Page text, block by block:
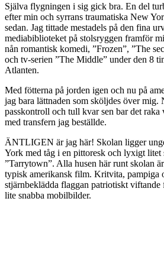
Själva flygningen i sig gick bra. En del
efter min och syrrans traumatiska New
sedan. Jag tittade mestadels på den fina
mediabiblioteket på stolsryggen framför
nån romantisk komedi, ”Frozen”, ”The
och tv-serien ”The Middle” under den 8
Atlanten.
Med fötterna på jorden igen och nu på
jag bara lättnaden som sköljdes över mig.
passkontroll och tull kvar sen bar det raka
med transfern jag beställde.
ÄNTLIGEN är jag här! Skolan ligger
York med tåg i en pittoresk och lyxigt litet
”Tarrytown”. Alla husen här runt skolan
typisk amerikansk film. Kritvita, pampiga
stjärnbeklädda flaggan patriotiskt
lite snabba mobilbilder.